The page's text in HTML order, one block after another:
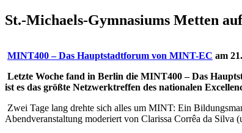
St.-Michaels-Gymnasiums Metten
MINT400 – Das Hauptstadtforum von MINT-EC am
Letzte Woche fand in Berlin die MINT400 – Das
ist es das größte Netzwerktreffen des nationalen
Zwei Tage lang drehte sich alles um MINT: Ein
Abendveranstaltung moderiert von Clarissa Corrêa da Silva